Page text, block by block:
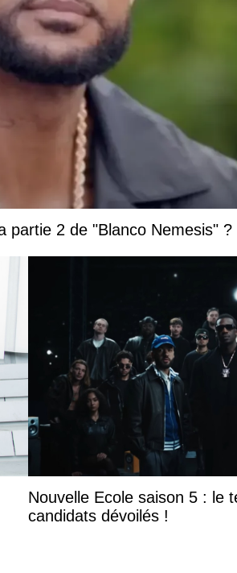
partie 2 de "Blanco Nemesis" ?
Nouvelle Ecole saison 5 : le
candidats dévoilés !